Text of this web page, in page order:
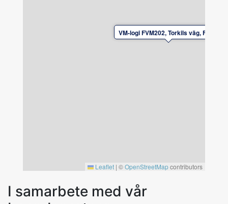
VM-logi FVM202, Torkils väg, Falun
Leaflet | ©OpenStreetMapcontributors
I samarbete med vår